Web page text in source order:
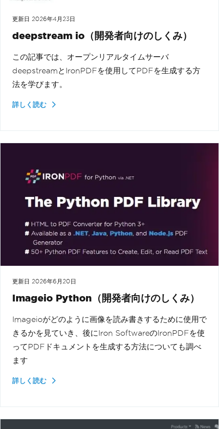
更新日 2026年4月23日
deepstream io（開発者向けのしくみ）
この記事では、オープンリアルタイムサーバ
deepstreamとIronPDFを使用してPDFを生成する方
法を学びます。
詳しく読む
更新日 2026年6月20日
Imageio Python（開発者向けのしくみ）
Imageioがどのように画像を読み書きするために使用で
きるかを見ていき、後にIron SoftwareのIronPDFを使
ってPDFドキュメントを生成する方法についても調べ
ます
詳しく読む